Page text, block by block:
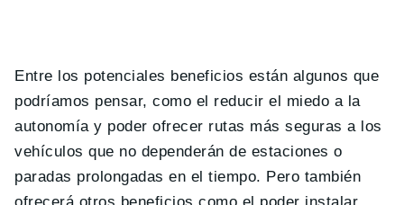
Entre los potenciales beneficios están algunos que
podríamos pensar, como el reducir el miedo a la
autonomía y poder ofrecer rutas más seguras a los
vehículos que no dependerán de estaciones o
paradas prolongadas en el tiempo. Pero también